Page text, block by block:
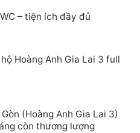
– tiện ích đầy đủ
Hoàng Anh Gia Lai 3 full
(Hoàng Anh Gia Lai 3)
còn thương lượng